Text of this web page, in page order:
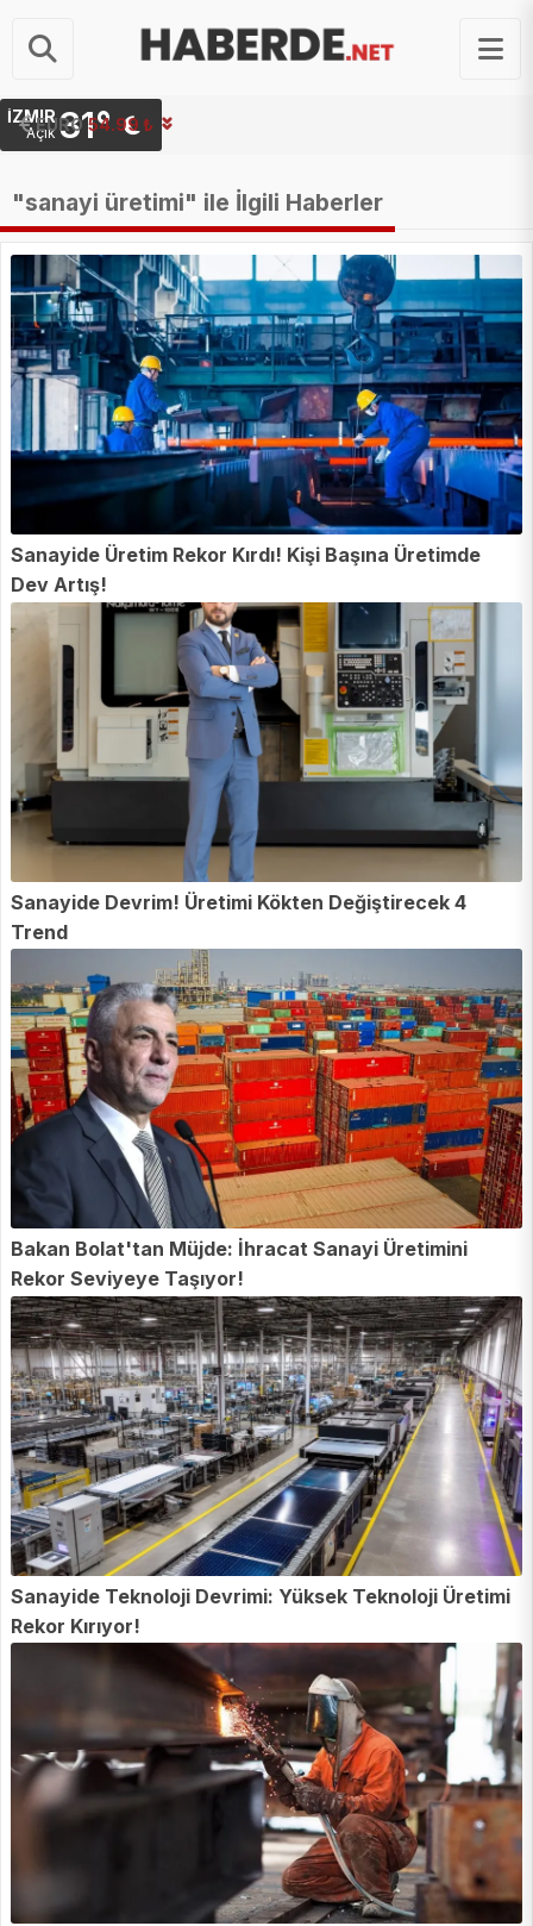
STERLIN 64.23 ₺
İZMIR
Açık 31°
"sanayi üretimi" ile İlgili Haberler
Sanayide Üretim Rekor Kırdı! Kişi Başına Üretimde
Dev Artış!
Sanayide Devrim! Üretimi Kökten Değiştirecek 4
Trend
Bakan Bolat'tan Müjde: İhracat Sanayi Üretimini
Rekor Seviyeye Taşıyor!
Sanayide Teknoloji Devrimi: Yüksek Teknoloji Üretimi
Rekor Kırıyor!